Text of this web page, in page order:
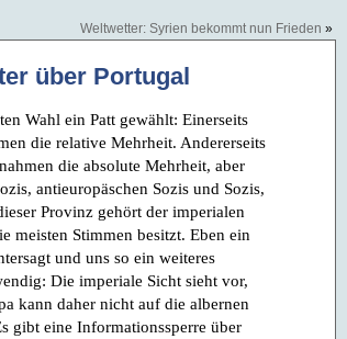
Weltwetter: Syrien bekommt nun Frieden »
über Portugal
Wahl ein Patt gewählt: Einerseits
die relative Mehrheit. Andererseits
die absolute Mehrheit, aber
antieuropäschen Sozis und Sozis,
Provinz gehört der imperialen
meisten Stimmen besitzt. Eben ein
und uns so ein weiteres
Die imperiale Sicht sieht vor,
kann daher nicht auf die albernen
gibt eine Informationssperre über